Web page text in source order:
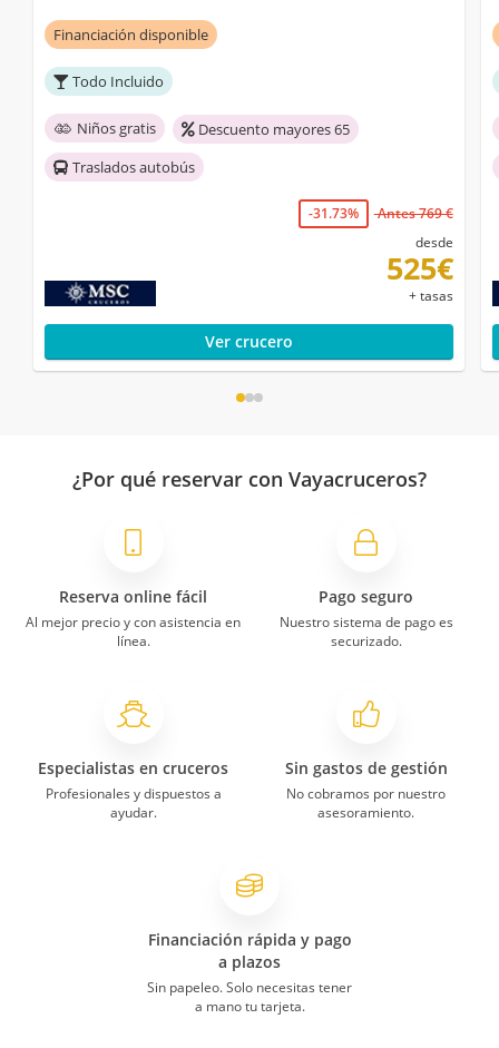
Financiación disponible
Todo Incluido
Niños gratis
Descuento mayores 65
Traslados autobús
-31.73%
Antes 769 €
desde
525€
+ tasas
Ver crucero
¿Por qué reservar con Vayacruceros?
Reserva online fácil
Al mejor precio y con asistencia en
línea.
Pago seguro
Nuestro sistema de pago es
securizado.
Especialistas en cruceros
Profesionales y dispuestos a
ayudar.
Sin gastos de gestión
No cobramos por nuestro
asesoramiento.
Financiación rápida y pago
a plazos
Sin papeleo. Solo necesitas tener
a mano tu tarjeta.